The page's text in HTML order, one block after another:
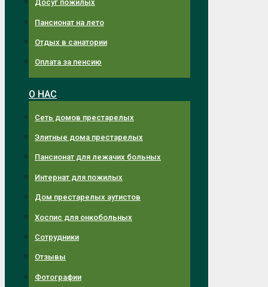
Досуг пожилых
Пансионат на лето
Отдых в санатории
Оплата за пенсию
О НАС
Сеть домов престарелых
Элитные дома престарелых
Пансионат для лежачих больных
Интернат для пожилых
Дом престарелых аутистов
Хоспис для онкобольных
Сотрудники
Отзывы
Фотографии